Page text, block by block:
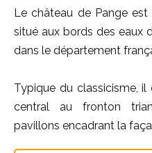
Le château de Pange
situé aux bords des eaux
dans le département
Typique du classicisme,
central au fronton
pavillons encadrant la